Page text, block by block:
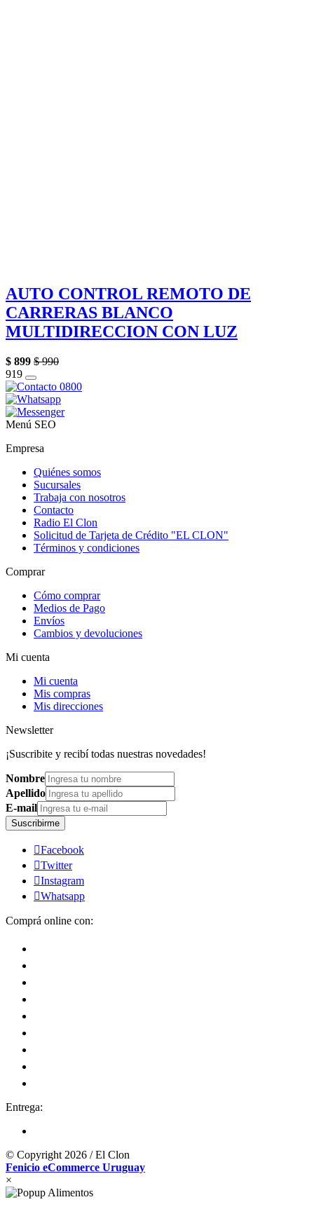
AUTO CONTROL REMOTO DE
CARRERAS BLANCO
MULTIDIRECCION CON LUZ
$ 899 $ 990
919
Menú SEO
Empresa
Quiénes somos
Sucursales
Trabaja con nosotros
Contacto
Radio El Clon
Solicitud de Tarjeta de Crédito "EL CLON"
Términos y condiciones
Comprar
Cómo comprar
Medios de Pago
Envíos
Cambios y devoluciones
Mi cuenta
Mi cuenta
Mis compras
Mis direcciones
Newsletter
¡Suscribite y recibí todas nuestras novedades!
Nombre
Apellido
E-mail
Suscribirme
Facebook
Twitter
Instagram
Whatsapp
Comprá online con:
Entrega:
© Copyright 2026 / El Clon
Fenicio eCommerce Uruguay
×